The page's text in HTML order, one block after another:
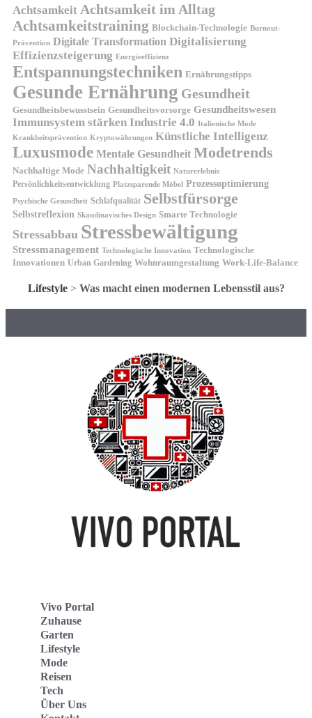
Achtsamkeit Achtsamkeit im Alltag
Achtsamkeitstraining Blockchain-Technologie Burnout-
Prävention Digitale Transformation Digitalisierung
Effizienzsteigerung Energieeffizienz
Entspannungstechniken Ernährungstipps
Gesunde Ernährung Gesundheit
Gesundheitsbewusstsein Gesundheitsvorsorge Gesundheitswesen
Immunsystem stärken Industrie 4.0 Italienische Mode
Krankheitsprävention Kryptowährungen Künstliche Intelligenz
Luxusmode Mentale Gesundheit Modetrends
Nachhaltige Mode Nachhaltigkeit Naturerlebnis
Persönlichkeitsentwicklung Platzsparende Möbel Prozessoptimierung
Psychische Gesundheit Schlafqualität Selbstfürsorge
Selbstreflexion Skandinavisches Design Smarte Technologie
Stressabbau Stressbewältigung
Stressmanagement Technologische Innovation Technologische
Innovationen Urban Gardening Wohnraumgestaltung Work-Life-Balance
Lifestyle> Was macht einen modernen Lebensstil aus?
Vivo Portal
Zuhause
Garten
Lifestyle
Mode
Reisen
Tech
Über Uns